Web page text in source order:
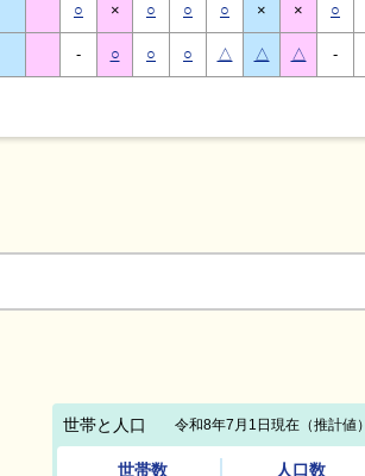
○ × ○ ○ ○ × × ○
- ○ ○ ○ △ △ △ -